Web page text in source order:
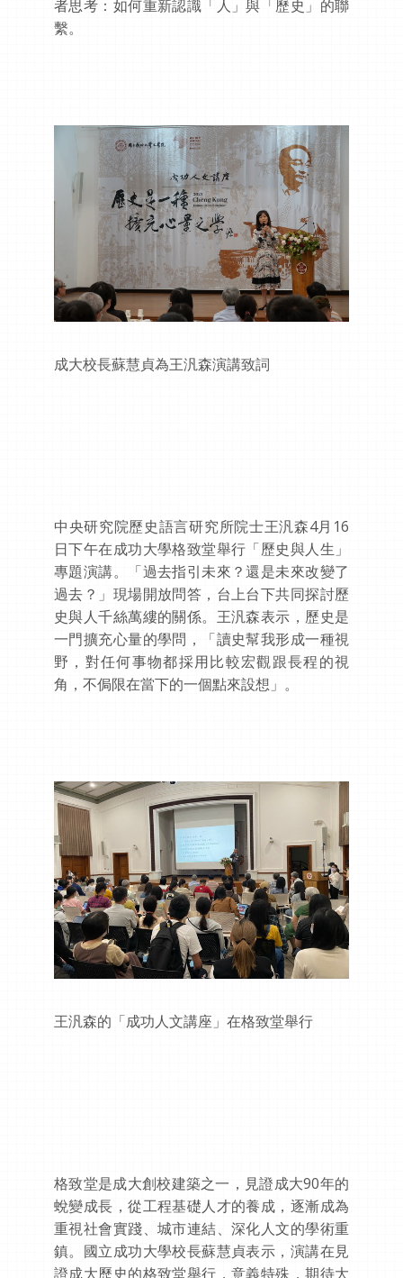
者思考：如何重新認識「人」與「歷史」的聯
繫。
成大校長蘇慧貞為王汎森演講致詞
中央研究院歷史語言研究所院士王汎森4月16
日下午在成功大學格致堂舉行「歷史與人生」
專題演講。「過去指引未來？還是未來改變了
過去？」現場開放問答，台上台下共同探討歷
史與人千絲萬縷的關係。王汎森表示，歷史是
一門擴充心量的學問，「讀史幫我形成一種視
野，對任何事物都採用比較宏觀跟長程的視
角，不侷限在當下的一個點來設想」。
王汎森的「成功人文講座」在格致堂舉行
格致堂是成大創校建築之一，見證成大90年的
蛻變成長，從工程基礎人才的養成，逐漸成為
重視社會實踐、城市連結、深化人文的學術重
鎮。國立成功大學校長蘇慧貞表示，演講在見
證成大歷史的格致堂舉行，意義特殊，期待大